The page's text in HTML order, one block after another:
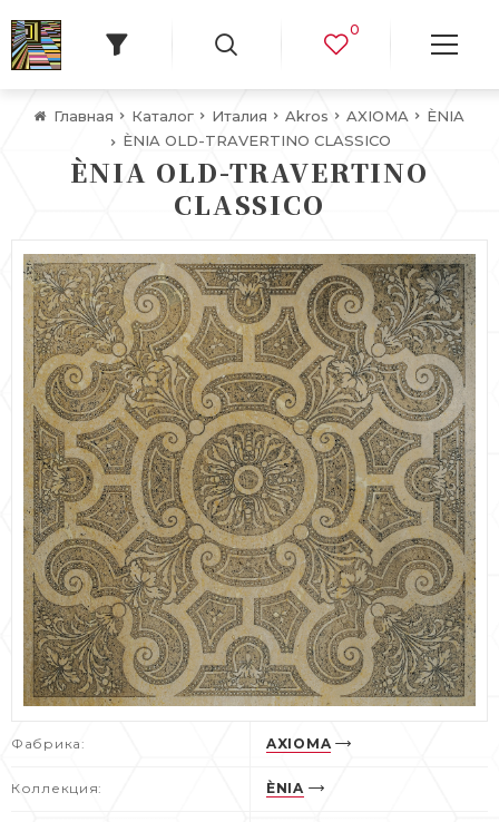
0
Главная Каталог Италия Akros AXIOMA
ÈNIA
ÈNIA OLD-TRAVERTINO CLASSICO
ÈNIA OLD-TRAVERTINO
CLASSICO
Фабрика: AXIOMA
Коллекция: ÈNIA